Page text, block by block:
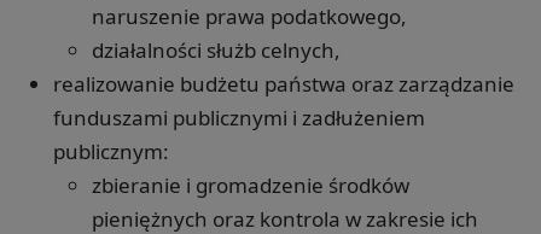
naruszenie prawa podatkowego,
działalności służb celnych,
realizowanie budżetu państwa oraz zarządzanie
funduszami publicznymi i zadłużeniem
publicznym:
zbieranie i gromadzenie środków
pieniężnych oraz kontrola w zakresie ich